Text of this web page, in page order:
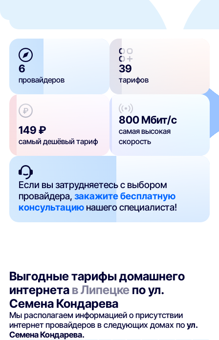
6
провайдеров
39
тарифов
149 ₽
самый дешёвый тариф
800 Мбит/с
самая высокая
скорость
Если вы затрудняетесь с выбором
провайдера,закажите бесплатную
консультацию нашего специалиста!
Выгодные тарифы домашнего
интернета в Липецке по ул.
Семена Кондарева
Мы располагаем информацией о присутствии
интернет провайдеров в следующих домах поул.
Семена Кондарева.